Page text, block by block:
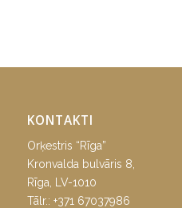
KONTAKTI
Orķestris “Rīga”
Kronvalda bulvāris 8,
Rīga, LV-1010
Tālr.: +371 67037986